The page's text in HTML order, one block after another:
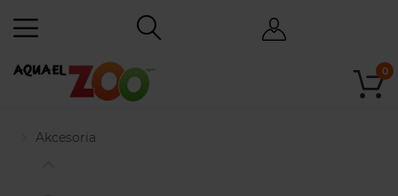
0
Akcesoria